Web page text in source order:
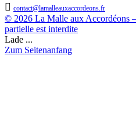
 contact@lamalleauxaccordeons.fr
© 2026 La Malle aux Accordéons
partielle est interdite
Lade ...
Zum Seitenanfang